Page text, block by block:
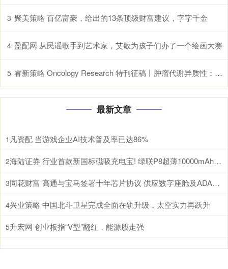
3 聚美策略 百亿富豪，给出的13条顶级财富建议，字字千金
4 盈配网 从民谣歌手到艺术家，艾敬为孩子们办了一个绘画大赛
5 睿新策略 Oncology Research 特刊征稿丨肿瘤代谢异质性：机制、生物标志物与治疗意义_研究
最新文章
1 凡资配 当游戏企业AI技术普及率已达86%
2 海陆证券 行业首款新国标磁吸充电宝! 绿联P8超薄10000mAh磁吸移动电源开启预约
3 同花财富 高通与宝马签署十年芯片协议 供应数字座舱及ADAS计算芯片
4兴业策略 中国北斗卫星完成全面在轨升级，太空实力再跃升
5升宏网 创业板指“V型”翻红，能源股走强